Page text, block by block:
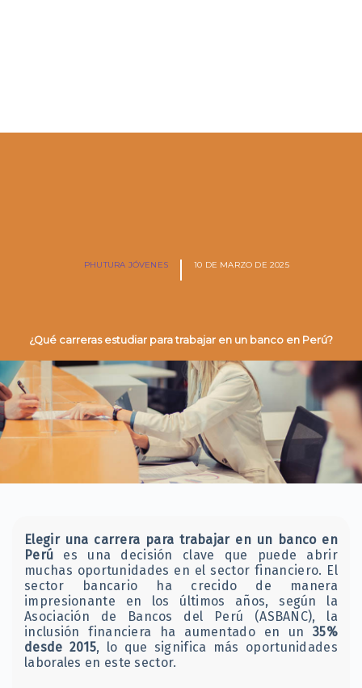
PHUTURA JÓVENES 10 DE MARZO DE 2025
¿Qué carreras estudiar para trabajar en un banco en Perú?
Elegir una carrera para trabajar en un banco en
Perú es una decisión clave que puede abrir
muchas oportunidades en el sector financiero. El
sector bancario ha crecido de manera
impresionante en los últimos años, según la
Asociación de Bancos del Perú (ASBANC), la
inclusión financiera ha aumentado en un35%
desde 2015, lo que significa más oportunidades
laborales en este sector.